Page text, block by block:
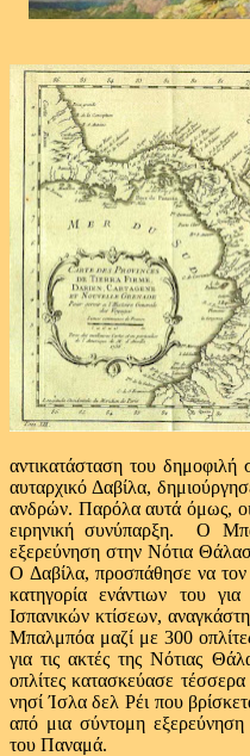
αντικατάσταση του
αυταρχικό Δαβίλα,
ανδρών. Παρόλα αυτά όμως,
ειρηνική συνύπαρξη. Ο
εξερεύνηση στην Νότια
Ο Δαβίλα, προσπάθησε να τον
κατηγορία ενάντιων του
Ισπανικών κτίσεων,
Μπαλμπόα μαζί με 300
για τις ακτές της Νότιας
οπλίτες κατασκεύασε
νησί Ίσλα δελ Ρέι που
από μια σύντομη εξερεύνηση
του Παναμά.